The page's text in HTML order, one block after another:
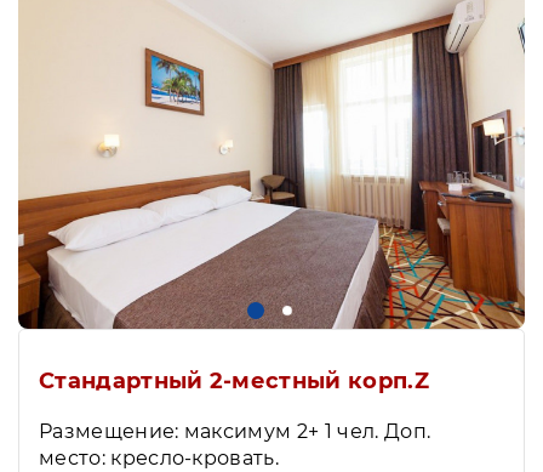
Стандартный 2-местный корп.Z
Размещение: максимум 2+ 1 чел. Доп.
место: кресло-кровать.